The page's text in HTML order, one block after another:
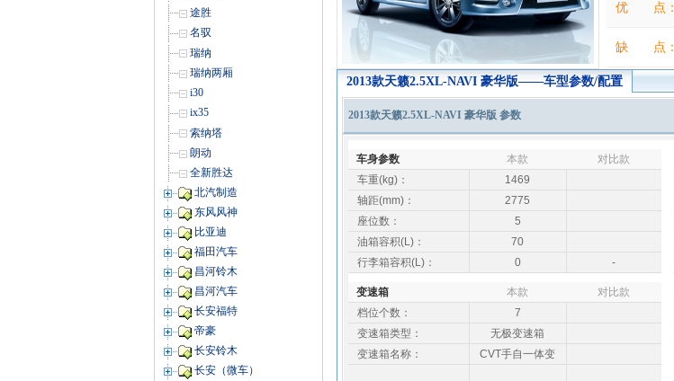
优 点：
缺 点：
2013款天籁2.5XL-NAVI 豪华版——车型参数/配置
2013款天籁2.5XL-NAVI 豪华版 参数
车身参数 本款
对比款
车重(kg)：
1469
轴距(mm)：
2775
座位数：
5
油箱容积(L)：
70
行李箱容积(L)：
0 -
变速箱 本款
对比款
档位个数：
7
变速箱类型：
无极变速箱
变速箱名称：
CVT手自一体变
途胜
名驭
瑞纳
瑞纳两厢
i30
ix35
索纳塔
朗动
全新胜达
北汽制造
东风风神
比亚迪
福田汽车
昌河铃木
昌河汽车
长安福特
帝豪
长安铃木
长安（微车）